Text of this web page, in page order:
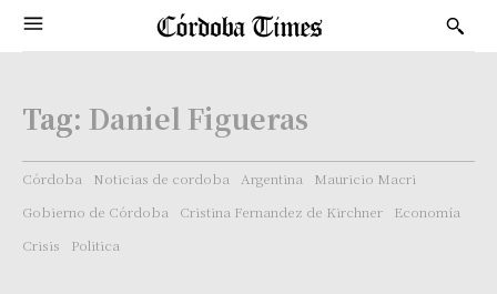
Tag: Daniel Figueras
Córdoba Noticias de cordoba Argentina
Mauricio Macri
Gobierno de Córdoba
Cristina Fernandez de Kirchner
Economía
Crisis
Politica